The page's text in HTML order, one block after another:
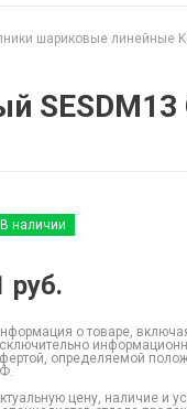
шариковые линейные
SESDM13
В наличии
руб.
о товаре,
определяемой
цену, наличие и